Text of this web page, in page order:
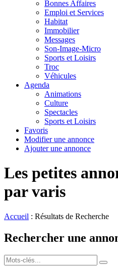
Bonnes Affaires
Emploi et Services
Habitat
Immobilier
Messages
Son-Image-Micro
Sports et Loisirs
Troc
Véhicules
Agenda
Animations
Culture
Spectacles
Sports et Loisirs
Favoris
Modifier une annonce
Ajouter une annonce
Les petites
par varis
Accueil : Résultats de Recherche
Rechercher une